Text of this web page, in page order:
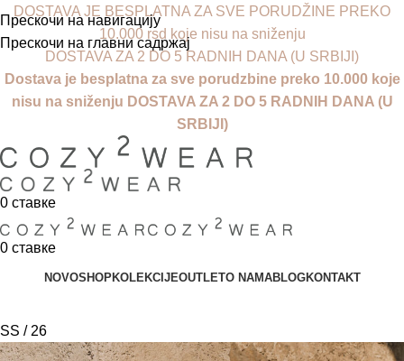
Прескочи на навигацију
Прескочи на главни садржај
DOSTAVA JE BESPLATNA ZA SVE PORUDŽINE PREKO
10.000 rsd koje nisu na sniženju
DOSTAVA ZA 2 DO 5 RADNIH DANA (U SRBIJI)
Dostava je besplatna za sve porudzbine preko 10.000 koje
nisu na sniženju DOSTAVA ZA 2 DO 5 RADNIH DANA (U
SRBIJI)
0 ставке
0 ставке
NOVOSHOPKOLEKCIJEOUTLETO NAMABLOGKONTAKT
SS / 26